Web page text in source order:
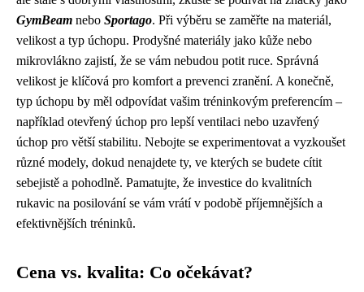
GymBeam nebo Sportago. Při výběru se zaměřte na materiál,
velikost a typ úchopu. Prodyšné materiály jako kůže nebo
mikrovlákno zajistí, že se vám nebudou potit ruce. Správná
velikost je klíčová pro komfort a prevenci zranění. A konečně,
typ úchopu by měl odpovídat vašim tréninkovým preferencím –
například otevřený úchop pro lepší ventilaci nebo uzavřený
úchop pro větší stabilitu. Nebojte se experimentovat a vyzkoušet
různé modely, dokud nenajdete ty, ve kterých se budete cítit
sebejistě a pohodlně. Pamatujte, že investice do kvalitních
rukavic na posilování se vám vrátí v podobě příjemnějších a
efektivnějších tréninků.
Cena vs. kvalita: Co očekávat?